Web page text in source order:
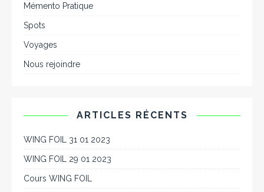
Mémento Pratique
Spots
Voyages
Nous rejoindre
ARTICLES RÉCENTS
WING FOIL 31 01 2023
WING FOIL 29 01 2023
Cours WING FOIL